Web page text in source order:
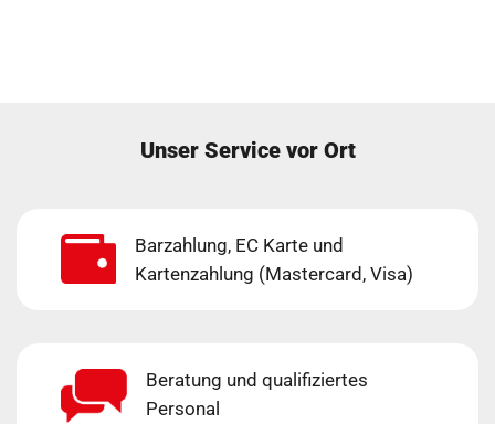
Unser Service vor Ort
Barzahlung, EC Karte und
Kartenzahlung (Mastercard, Visa)
Beratung und qualifiziertes
Personal